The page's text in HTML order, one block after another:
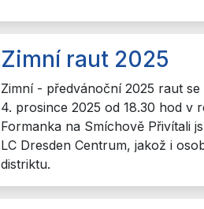
Zimní raut 2025
Zimní - předvánoční 2025 raut
4. prosince 2025 od 18.30 hod v
Formanka na Smíchově Přivítali
LC Dresden Centrum, jakož i
distriktu.